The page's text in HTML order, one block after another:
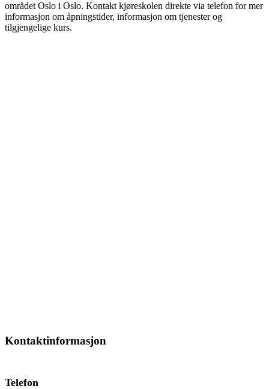
området Oslo i Oslo. Kontakt kjøreskolen direkte via telefon for mer
informasjon om åpningstider, informasjon om tjenester og
tilgjengelige kurs.
Kontaktinformasjon
Telefon